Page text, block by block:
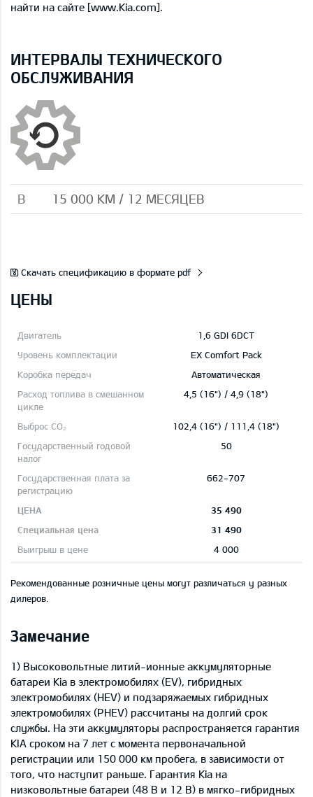
найти на сайте [www.Kia.com].
ИНТЕРВАЛЫ ТЕХНИЧЕСКОГО
ОБСЛУЖИВАНИЯ
B 15 000 КМ / 12 МЕСЯЦЕВ
Скачать спецификацию в формате pdf
ЦЕНЫ
1,6 GDI 6DCT
EX Comfort Pack
Автоматическая
4,5 (16") / 4,9 (18")
102,4 (16") / 111,4 (18")
50
662-707
35 490
31 490
4 000
Рекомендованные розничные цены могут различаться у разных
дилеров.
Замечание
1) Высоковольтные литий-ионные аккумуляторные
батареи Kia в электромобилях (EV), гибридных
электромобилях (HEV) и подзаряжаемых гибридных
электромобилях (PHEV) рассчитаны на долгий срок
службы. На эти аккумуляторы распространяется гарантия
KIA сроком на 7 лет с момента первоначальной
регистрации или 150 000 км пробега, в зависимости от
того, что наступит раньше. Гарантия Kia на
низковольтные батареи (48 В и 12 В) в мягко-гибридных